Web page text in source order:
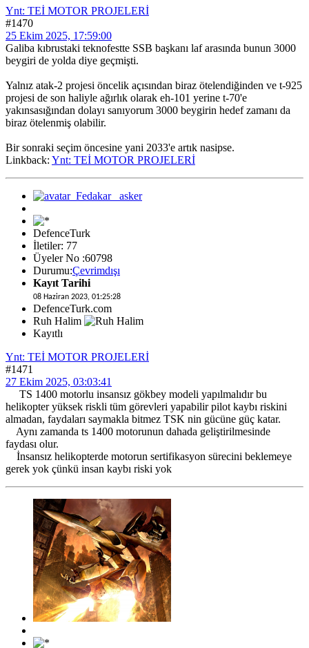
Ynt: TEİ MOTOR PROJELERİ
#1470
25 Ekim 2025, 17:59:00
Galiba kıbrustaki teknofestte SSB başkanı laf arasında bunun 3000
beygiri de yolda diye geçmişti.
Yalnız atak-2 projesi öncelik açısından biraz ötelendiğinden ve t-925
projesi de son haliyle ağırlık olarak eh-101 yerine t-70'e
yakınsasığından dolayı sanıyorum 3000 beygirin hedef zamanı da
biraz ötelenmiş olabilir.
Bir sonraki seçim öncesine yani 2033'e artık nasipse.
Linkback: Ynt: TEİ MOTOR PROJELERİ
DefenceTurk
İletiler: 77
Üyeler No :60798
Durumu:Çevrimdışı
Kayıt Tarihi
08 Haziran 2023, 01:25:28
DefenceTurk.com
Ruh Halim
Kayıtlı
Ynt: TEİ MOTOR PROJELERİ
#1471
27 Ekim 2025, 03:03:41
TS 1400 motorlu insansız gökbey modeli yapılmalıdır bu
helikopter yüksek riskli tüm görevleri yapabilir pilot kaybı riskini
almadan, faydaları saymakla bitmez TSK nin gücüne güç katar.
Aynı zamanda ts 1400 motorunun dahada geliştirilmesinde
faydası olur.
İnsansız helikopterde motorun sertifikasyon sürecini beklemeye
gerek yok çünkü insan kaybı riski yok